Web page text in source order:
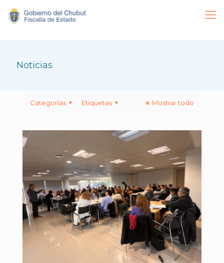
Noticias
Categorías Etiquetas Mostrar todo